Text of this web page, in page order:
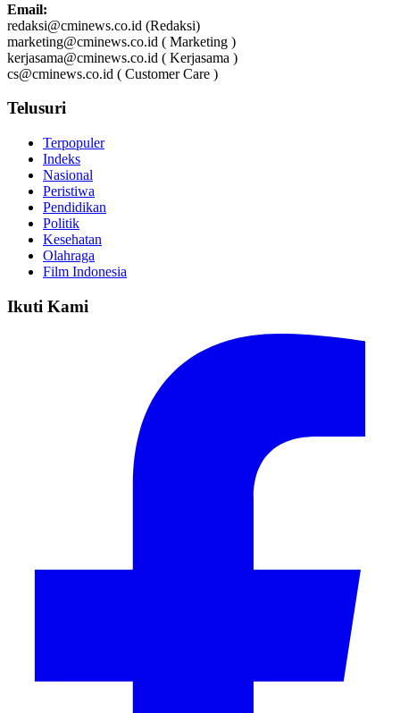
Email:
redaksi@cminews.co.id (Redaksi)
marketing@cminews.co.id ( Marketing )
kerjasama@cminews.co.id ( Kerjasama )
cs@cminews.co.id ( Customer Care )
Telusuri
Terpopuler
Indeks
Nasional
Peristiwa
Pendidikan
Politik
Kesehatan
Olahraga
Film Indonesia
Ikuti Kami